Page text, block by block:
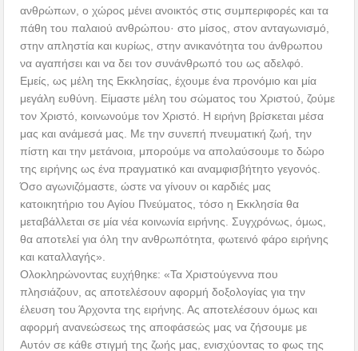
ανθρώπων, ο χώρος μένει ανοικτός στις συμπεριφορές και τα
πάθη του παλαιού ανθρώπου· στο μίσος, στον ανταγωνισμό,
στην απληστία και κυρίως, στην ανικανότητα του άνθρωπου
να αγαπήσει και να δει τον συνάνθρωπό του ως αδελφό.
Εμείς, ως μέλη της Εκκλησίας, έχουμε ένα προνόμιο και μία
μεγάλη ευθύνη. Είμαστε μέλη του σώματος του Χριστού, ζούμε
τον Χριστό, κοινωνούμε τον Χριστό. Η ειρήνη βρίσκεται μέσα
μας και ανάμεσά μας. Με την συνεπή πνευματική ζωή, την
πίστη και την μετάνοια, μπορούμε να απολαύσουμε το δώρο
της ειρήνης ως ένα πραγματικό και αναμφισβήτητο γεγονός.
Όσο αγωνιζόμαστε, ώστε να γίνουν οι καρδιές μας
κατοικητήριο του Αγίου Πνεύματος, τόσο η Εκκλησία θα
μεταβάλλεται σε μία νέα κοινωνία ειρήνης. Συγχρόνως, όμως,
θα αποτελεί για όλη την ανθρωπότητα, φωτεινό φάρο ειρήνης
και καταλλαγής».
Ολοκληρώνοντας ευχήθηκε: «Τα Χριστούγεννα που
πλησιάζουν, ας αποτελέσουν αφορμή δοξολογίας για την
έλευση του Άρχοντα της ειρήνης. Ας αποτελέσουν όμως και
αφορμή ανανεώσεως της αποφάσεώς μας να ζήσουμε με
Αυτόν σε κάθε στιγμή της ζωής μας, ενισχύοντας το φως της